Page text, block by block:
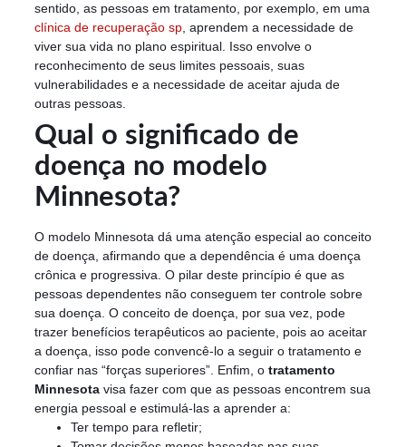
sentido, as pessoas em tratamento, por exemplo, em uma
clínica de recuperação sp, aprendem a necessidade de
viver sua vida no plano espiritual. Isso envolve o
reconhecimento de seus limites pessoais, suas
vulnerabilidades e a necessidade de aceitar ajuda de
outras pessoas.
Qual o significado de
doença no modelo
Minnesota?
O modelo Minnesota dá uma atenção especial ao conceito
de doença, afirmando que a dependência é uma doença
crônica e progressiva. O pilar deste princípio é que as
pessoas dependentes não conseguem ter controle sobre
sua doença. O conceito de doença, por sua vez, pode
trazer benefícios terapêuticos ao paciente, pois ao aceitar
a doença, isso pode convencê-lo a seguir o tratamento e
confiar nas “forças superiores”. Enfim, o tratamento
Minnesota visa fazer com que as pessoas encontrem sua
energia pessoal e estimulá-las a aprender a:
Ter tempo para refletir;